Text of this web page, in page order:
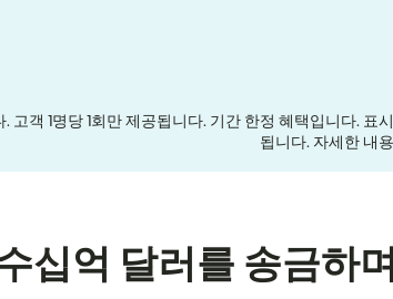
고객 1명당 1회만 제공됩니다. 기간 한정 혜택입니다.
됩니다. 자세한 내
십억 달러를 송금하